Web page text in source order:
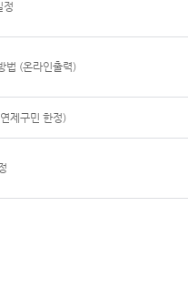
정
법 (온라인출력)
제구민 한정)